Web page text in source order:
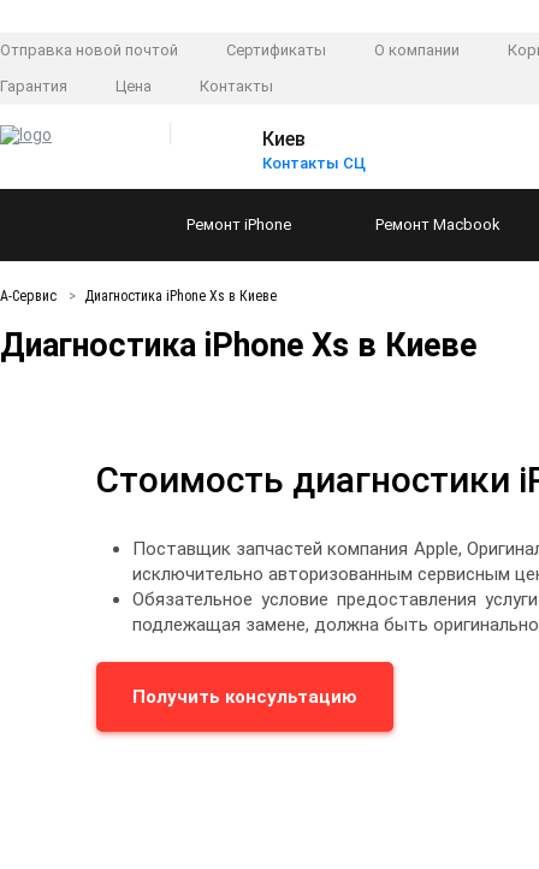
Отправка новой почтой Сертификаты О компании
Гарантия
Цена Контакты
Киев
Контакты СЦ
Ремонт iPhone Ремонт Macbook
А-Сервис Диагностика iPhone Xs в Киеве
Диагностика iPhone Xs в Киеве
Стоимость диагностики
Поставщик запчастей компания Apple,
исключительно авторизованным сервисным
Обязательное условие предоставления
подлежащая замене, должна быть
Получить консультацию